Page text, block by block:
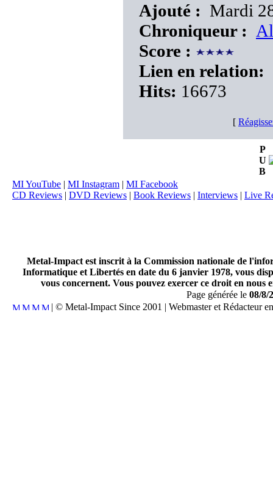
Ajouté : Mardi
Chroniqueur :
Score :
Lien en relation:
Hits: 16673
[
P
U
B
MI YouTube | MI Instagram | MI Facebook
CD Reviews | DVD Reviews | Book Reviews | Interviews | Live
Metal-Impact est inscrit à la Commission nationale de
Informatique et Libertés en date du 6 janvier 1978, vous
vous concernent. Vous pouvez exercer ce droit en
Page générée le 08/8/
| © Metal-Impact Since 2001 | Webmaster et Rédacteur